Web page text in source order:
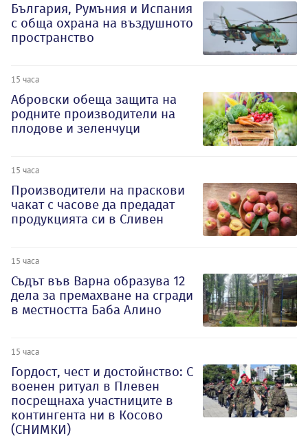
България, Румъния и Испания
с обща охрана на въздушното
пространство
15 часа
Абровски обеща защита на
родните производители на
плодове и зеленчуци
15 часа
Производители на праскови
чакат с часове да предадат
продукцията си в Сливен
15 часа
Съдът във Варна образува 12
дела за премахване на сгради
в местността Баба Алино
15 часа
Гордост, чест и достойнство: С
военен ритуал в Плевен
посрещнаха участниците в
контингента ни в Косово
(СНИМКИ)